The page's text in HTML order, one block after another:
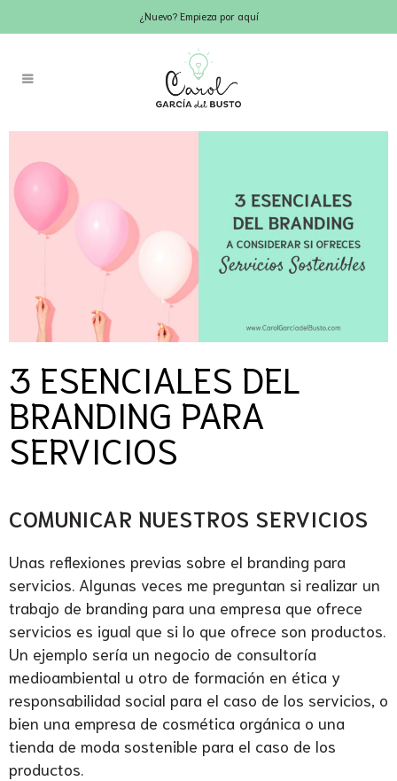
¿Nuevo? Empieza por aquí
3 ESENCIALES DEL
BRANDING PARA
SERVICIOS
COMUNICAR NUESTROS SERVICIOS
Unas reflexiones previas sobre el branding para
servicios. Algunas veces me preguntan si realizar un
trabajo de branding para una empresa que ofrece
servicios es igual que si lo que ofrece son productos.
Un ejemplo sería un negocio de consultoría
medioambiental u otro de formación en ética y
responsabilidad social para el caso de los servicios, o
bien una empresa de cosmética orgánica o una
tienda de moda sostenible para el caso de los
productos.